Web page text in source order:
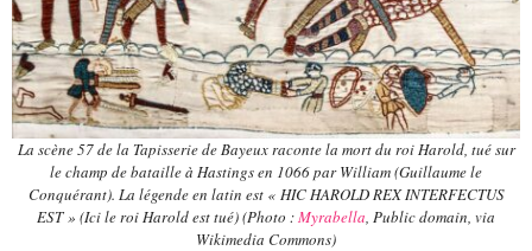
La scène 57 de la Tapisserie de Bayeux raconte la mort du roi Harold, tué sur
le champ de bataille à Hastings en 1066 par William (Guillaume le
Conquérant). La légende en latin est « HIC HAROLD REX INTERFECTUS
EST » (Ici le roi Harold est tué) (Photo :Myrabella , Public domain, via
Wikimedia Commons)